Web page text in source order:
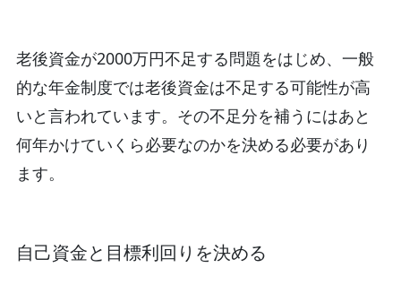
老後資金が2000万円不足する問題をはじめ、一般
的な年金制度では老後資金は不足する可能性が高
いと言われています。その不足分を補うにはあと
何年かけていくら必要なのかを決める必要があり
ます。
自己資金と目標利回りを決める